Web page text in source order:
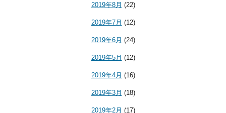
2019年8月 (22)
2019年7月 (12)
2019年6月 (24)
2019年5月 (12)
2019年4月 (16)
2019年3月 (18)
2019年2月 (17)